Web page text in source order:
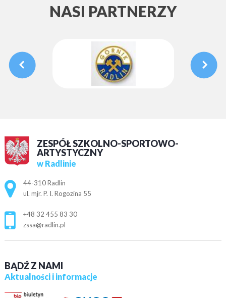
NASI PARTNERZY
ZESPÓŁ SZKOLNO-SPORTOWO-
ARTYSTYCZNY
w Radlinie
Adres pocztowy:
44-310 Radlin
ul. mjr. P. I. Rogozina 55
+48 32 455 83 30
zssa@radlin.pl
BĄDŹ Z NAMI
Aktualności i informacje